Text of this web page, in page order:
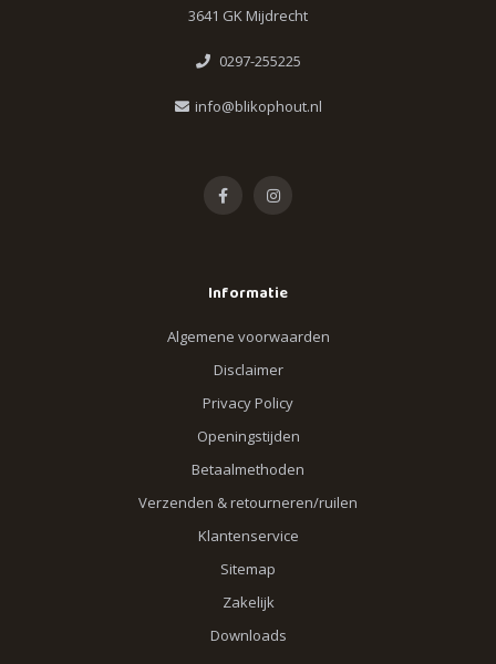
3641 GK Mijdrecht
0297-255225
info@blikophout.nl
Informatie
Algemene voorwaarden
Disclaimer
Privacy Policy
Openingstijden
Betaalmethoden
Verzenden & retourneren/ruilen
Klantenservice
Sitemap
Zakelijk
Downloads